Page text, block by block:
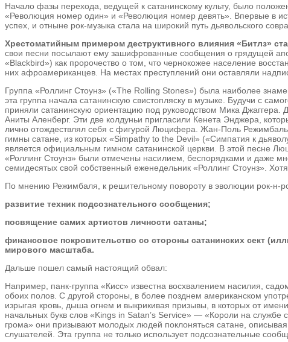
Начало фазы перехода, ведущей к сатанинскому культу, было
«Революция номер один» и «Революция номер девять». Впервые в
успех, и отныне рок-музыка стала на широкий путь дьявольского
Хрестоматийным примером деструктивного влияния «Битлз»
свои песни посылают ему зашифрованные сообщения о грядущей
«Blackbird») как пророчество о том, что чернокожее население
них афроамериканцев. На местах преступлений они оставляли
Группа «Роллинг Стоунз» («The Rolling Stones») была наиболее
эта группа начала сатанинскую свистопляску в музыке. Будучи с
приняли сатанинскую ориентацию под руководством Мика
Аниты Аленберг. Эти две колдуньи пригласили Кенета Энджера,
лично отождествлял себя с фигурой Люцифера. Жан-Поль
гимны сатане, из которых «Simpathy to the Devil» («Симпатия к
является официальным гимном сатанинской церкви. В этой песне
«Роллинг Стоунз» были отмечены насилием, беспорядками и даже
семидесятых свой собственный еженедельник «Роллинг Стоунз».
По мнению Режимбаля, к решительному повороту в эволюции рок-н-
развитие техник подсознательного сообщения;
посвящение самих артистов личности сатаны;
финансовое покровительство со стороны сатанинских сект
мирового масштаба.
Дальше пошел самый настоящий обвал:
Например, панк-группа «Кисс» известна восхвалением насилия,
обоих полов. С другой стороны, в более позднем американском
изрыгая кровь, дыша огнем и выкрикивая призывы, в которых от
начальных букв слов «Kings in Satan’s Service» — «Короли на
грома» они призывают молодых людей поклоняться сатане,
слушателей. Эта группа не только использует подсознательные